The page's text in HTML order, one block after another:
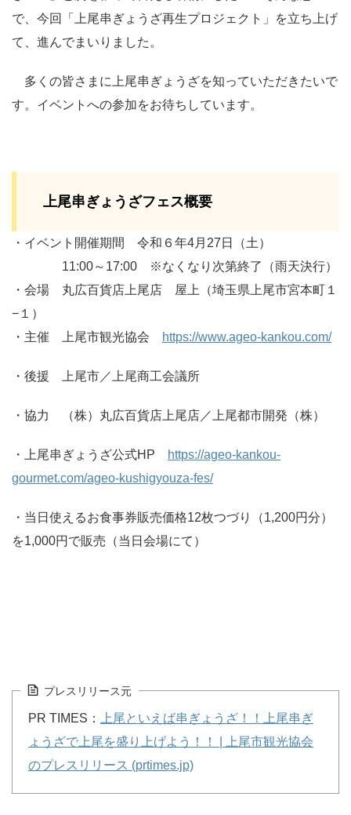
で、今回「上尾串ぎょうざ再生プロジェクト」を立ち上げ
て、進んでまいりました。
多くの皆さまに上尾串ぎょうざを知っていただきたいで
す。イベントへの参加をお待ちしています。
上尾串ぎょうざフェス概要
・イベント開催期間 令和６年4月27日（土）
11:00～17:00 ※なくなり次第終了（雨天決行）
・会場 丸広百貨店上尾店 屋上（埼玉県上尾市宮本町１
−１）
・主催 上尾市観光協会
https://www.ageo-kankou.com/
・後援 上尾市／上尾商工会議所
・協力 （株）丸広百貨店上尾店／上尾都市開発（株）
・上尾串ぎょうざ公式HP
https://ageo-kankou-
gourmet.com/ageo-kushigyouza-fes/
・当日使えるお食事券販売価格12枚つづり（1,200円分）
を1,000円で販売（当日会場にて）
プレスリリース元
PR TIMES：
上尾といえば串ぎょうざ！！上尾串ぎ
ょうざで上尾を盛り上げよう！！ | 上尾市観光協会
のプレスリリース (prtimes.jp)